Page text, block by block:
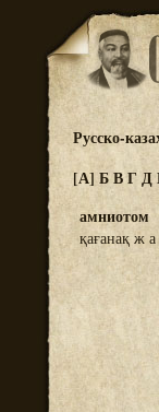
Русско-
[А] БВГ Д
амниотом
қағанақ ж